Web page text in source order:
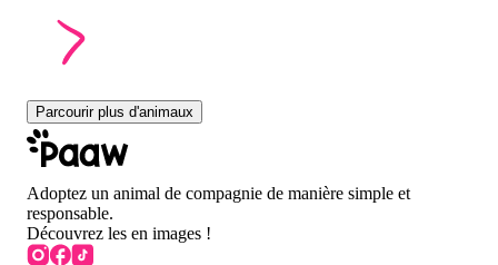
Parcourir plus d'animaux
Adoptez un animal de compagnie de manière simple et
responsable.
Découvrez les en images !